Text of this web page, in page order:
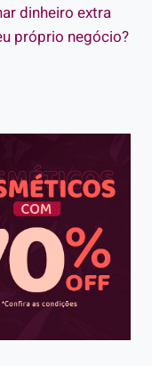
dinheiro extra
próprio negócio?